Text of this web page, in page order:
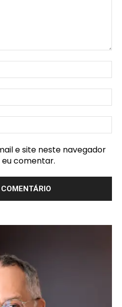
e site neste navegador
comentar.